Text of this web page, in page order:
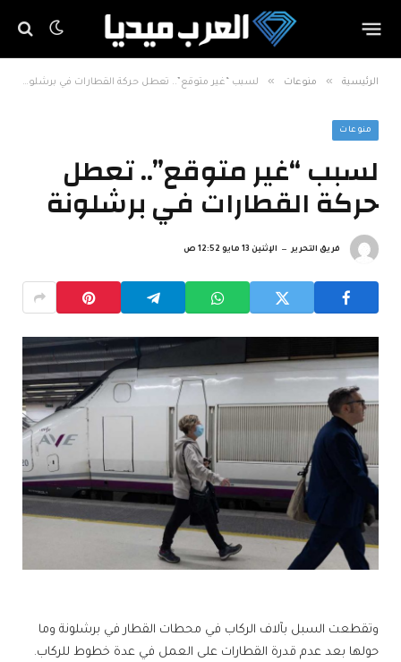
الرئيسية » منوعات » لسبب “غير متوقع”.. تعطل حركة القطارات في برشلونة
منوعات
لسبب “غير متوقع”.. تعطل
حركة القطارات في برشلونة
فريق التحرير الإثنين 13 مايو 12:52 ص
وتقطعت السبل بآلاف الركاب في محطات القطار في برشلونة وما
حولها بعد عدم قدرة القطارات على العمل في عدة خطوط للركاب.